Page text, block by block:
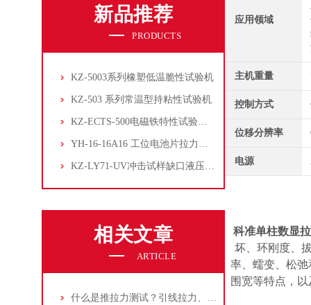
新品推荐
PRODUCTS
KZ-5003系列橡塑低温脆性试验机
KZ-503 系列常温型持粘性试验机
KZ-ECTS-500电磁铁特性试验系统
YH-16-16A16 工位电池片拉力试验机
KZ-LY71-UV冲击试样缺口液压拉床
相关文章
ARTICLE
什么是推拉力测试？引线拉力、焊球剪切、芯片剪切与矢量拉力全解析
应用领域
主机重量
控制方式
位移分辨率
电源
科准单柱数显
坏、环刚度、
率、蠕变、松
围宽等特点，